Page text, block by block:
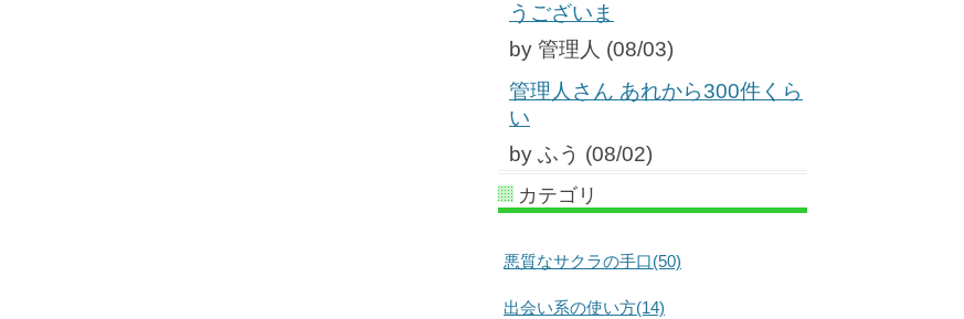
うございま
by 管理人 (08/03)
管理人さん あれから300件くら
い
by ふう (08/02)
カテゴリ
悪質なサクラの手口(50)
出会い系の使い方(14)